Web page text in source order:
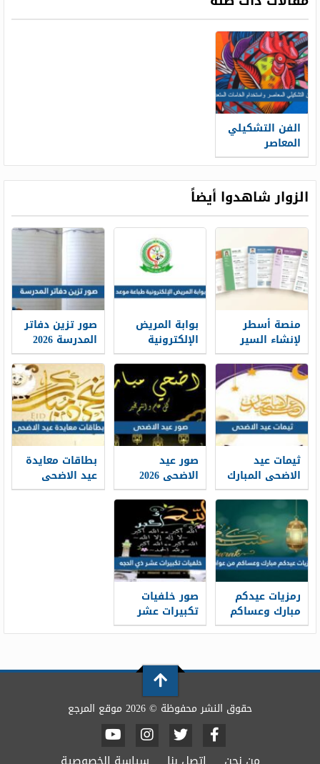
الفن التشكيلي
المعاصر
واستخدام
المتعددة
الزوار شاهدوا أيضاً
منصة أسطر
لإنشاء السير
الذاتية: حين
تتحول الخبرات
إلى حكاية
مهنية واضحة
بوابة المريض
الإلكترونية
طباعة موعد
والتسجيل فيه
1448
صور تزين دفاتر
المدرسة 2026
ثيمات عيد
الاضحى المبارك
1448 / 2026
صور عيد
الاضحى 2026
خلفيات تهنئة
عيد الاضحى
جديدة 1448
بطاقات معايدة
عيد الاضحى
المبارك 2026 ،
رمزيات عيدكم
مبارك وعساكم
من عواده 1448 /
صور خلفيات
تكبيرات عشر
ذي الحجة
حقوق النشر محفوظة © 2026 موقع المرجع